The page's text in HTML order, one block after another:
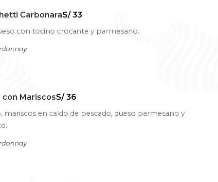
CarbonaraS/ 33
con tocino crocante y parmesano.
con MariscosS/ 36
mariscos en caldo de pescado, queso parmesano y